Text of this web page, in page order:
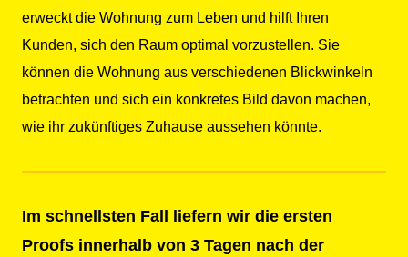
erweckt die Wohnung zum Leben und hilft Ihren
Kunden, sich den Raum optimal vorzustellen. Sie
können die Wohnung aus verschiedenen Blickwinkeln
betrachten und sich ein konkretes Bild davon machen,
wie ihr zukünftiges Zuhause aussehen könnte.
Im schnellsten Fall liefern wir die ersten
Proofs innerhalb von 3 Tagen nach der